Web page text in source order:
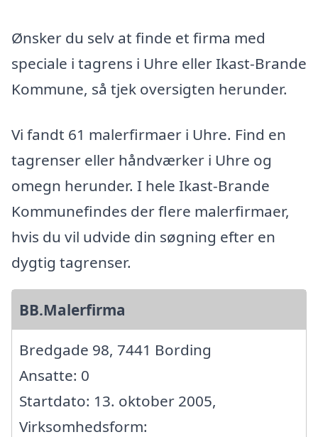
Ønsker du selv at finde et firma med
speciale i tagrens i Uhre eller Ikast-Brande
Kommune, så tjek oversigten herunder.
Vi fandt 61 malerfirmaer i Uhre. Find en
tagrenser eller håndværker i Uhre og
omegn herunder. I hele Ikast-Brande
Kommunefindes der flere malerfirmaer,
hvis du vil udvide din søgning efter en
dygtig tagrenser.
BB.Malerfirma
Bredgade 98, 7441 Bording
Ansatte: 0
Startdato: 13. oktober 2005,
Virksomhedsform: